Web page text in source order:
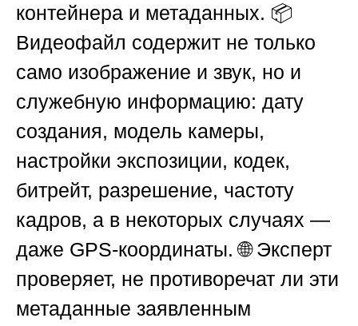
контейнера и метаданных. 📦
Видеофайл содержит не только
само изображение и звук, но и
служебную информацию: дату
создания, модель камеры,
настройки экспозиции, кодек,
битрейт, разрешение, частоту
кадров, а в некоторых случаях —
даже GPS-координаты. 🌐 Эксперт
проверяет, не противоречат ли эти
метаданные заявленным